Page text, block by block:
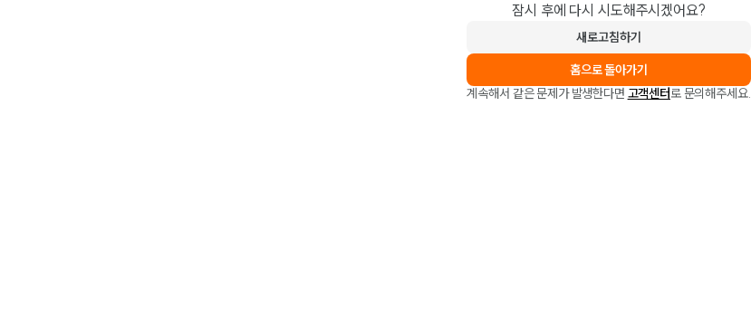
잠시 후에 다시 시도해주시겠어요?
새로고침하기
홈으로 돌아가기
계속해서 같은 문제가 발생한다면 고객센터로 문의해주세요.